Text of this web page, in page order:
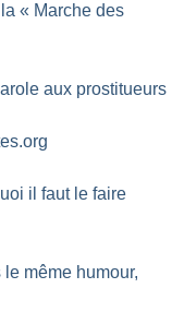
« Marche des
aux prostitueurs
il faut le faire
même humour,